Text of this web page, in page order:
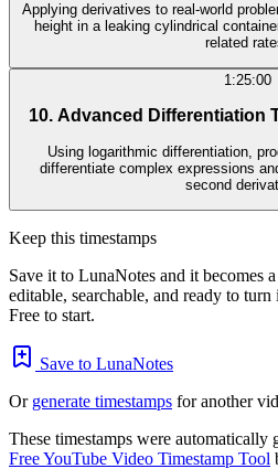
Applying derivatives to real-world
height in a leaking cylindrical
related
1:25:00
10. Advanced Differentiation
Using logarithmic differentiation,
differentiate complex expressions
second
Keep this timestamps
Save it to LunaNotes and it
editable, searchable, and ready to
Free to start.
Save to LunaNotes
Or generate timestamps for another
These timestamps were
Free YouTube Video Timestamp Tool